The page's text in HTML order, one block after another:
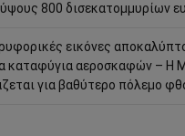
ύψους 800 δισεκατομμυρίων
εικόνες
καταφύγια αεροσκαφών – Η
για βαθύτερο πόλεμο